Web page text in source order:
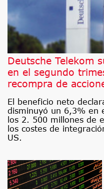
Deutsche Telekom
en el segundo
recompra de
El beneficio neto
disminuyó un 6,3% en
los 2. 500 millones de
los costes de
US.